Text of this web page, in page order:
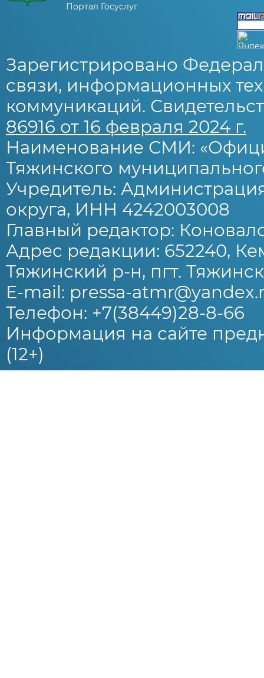
Портал Госуслуг
Зарегистрировано
связи, информационных
коммуникаций.
86916 от 16 февраля 2024 г.
Наименование СМИ:
Тяжинского
Учредитель:
округа, ИНН 4242003008
Главный редактор:
Адрес редакции: 652240,
Тяжинский р-н, пгт.
E-mail: pressa-
Телефон: +7(38449)28-8-66
Информация на сайте
(12+)